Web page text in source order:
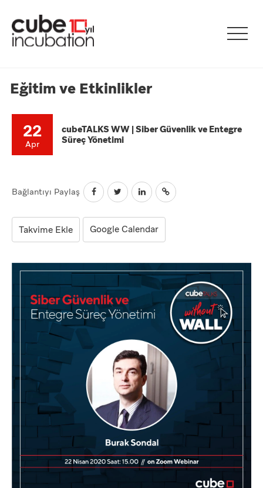
Eğitim ve Etkinlikler
22
Apr
cubeTALKS WW | Siber Güvenlik ve Entegre
Süreç Yönetimi
Bağlantıyı Paylaş
Google Calendar